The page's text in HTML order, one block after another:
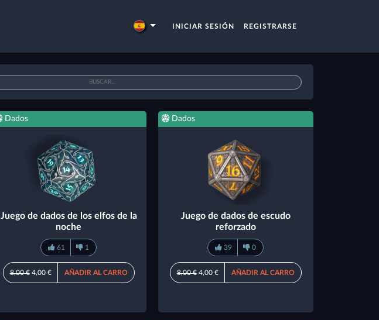
INICIAR SESIÓN REGISTRARSE
Dados
Juego de dados de los elfos de la
noche
61 1
8,00 €4,00 € AÑADIR AL CARRO
Dados
Juego de dados de escudo
reforzado
39 0
8,00 €4,00 € AÑADIR AL CARRO